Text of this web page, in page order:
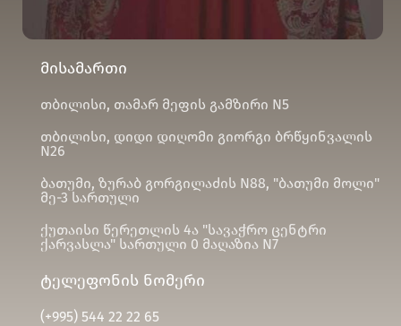
მისამართი
თბილისი, თამარ მეფის გამზირი N5
თბილისი, დიდი დიღომი გიორგი ბრწყინვალის
N26
ბათუმი, ზურაბ გორგილაძის N88, "ბათუმი მოლი"
მე-3 სართული
ქუთაისი წერეთლის 4ა "სავაჭრო ცენტრი
ქარვასლა" სართული 0 მაღაზია N7
ტელეფონის ნომერი
(+995)544 22 22 65